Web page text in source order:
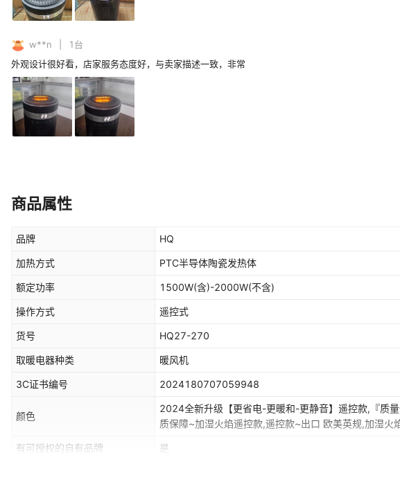
w**n 1台
外观设计很好看，店家服务态度好，与卖家描述一致，非常
商品属性
品牌 HQ
加热方式 PTC半导体陶瓷发热体
额定功率 1500W(含)-2000W(不含)
操作方式 遥控式
货号 HQ27-270
取暖电器种类 暖风机
3C证书编号 2024180707059948
颜色
2024全新升级【更省电-更暖和-更静音】遥控款,『质
质保障~加湿火焰遥控款,遥控款~出口 欧美英规,加湿火
有可授权的自有品牌 是